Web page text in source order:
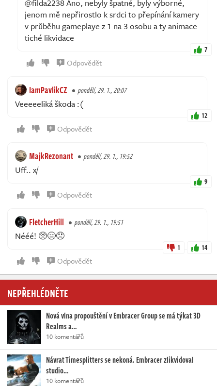
@filda2238 Ano, nebyly špatné, byly výborné,
jenom mě nepřirostlo k srdci to přepínání kamery
v průběhu gameplaye z 1 na 3 osobu a ty animace
tiché likvidace
7
Odpovědět
IamPavlikCZ pondělí, 29. 1., 20:07
Veeeeeliká škoda :(
12
Odpovědět
MajkRezonant pondělí, 29. 1., 19:52
Uff.. x/
9
Odpovědět
FletcherHill pondělí, 29. 1., 19:51
Nééé! 🥺😑😞
1 14
Odpovědět
NEPŘEHLÉDNĚTE
Nová vlna propouštění v Embracer Group se má týkat 3D
Realms a…
10 komentářů
Návrat Timesplitters se nekoná. Embracer zlikvidoval
studio…
10 komentářů